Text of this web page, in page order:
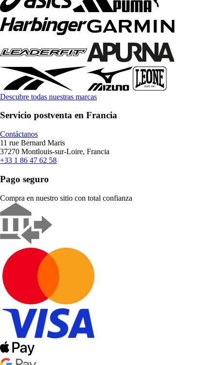
Descubre todas nuestras marcas
Servicio postventa en Francia
Contáctanos
11 rue Bernard Maris
37270 Montlouis-sur-Loire, Francia
+33 1 86 47 62 58
Pago seguro
Compra en nuestro sitio con total confianza